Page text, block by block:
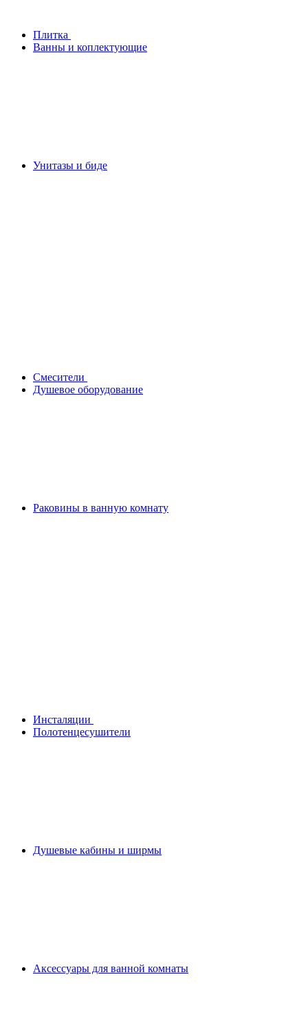
Плитка
Ванны и коплектующие
Унитазы и биде
Смесители
Душевое оборудование
Раковины в ванную комнату
Инсталяции
Полотенцесушители
Душевые кабины и ширмы
Аксессуары для ванной комнаты